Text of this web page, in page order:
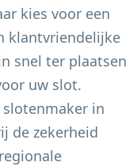
kies voor een
klantvriendelijke
snel ter plaatsen
uw slot.
in
de zekerheid